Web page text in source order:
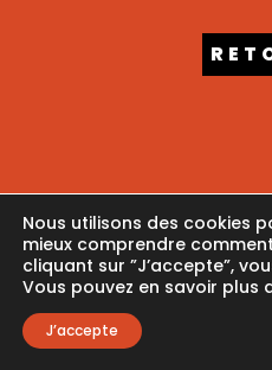
© 2021 Aix'Qui? |Accueil|
confidentialité|
Nous utilisons des cookies
mieux comprendre
cliquant sur ”J’accepte”,
Vous pouvez en savoir plus
J’accepte